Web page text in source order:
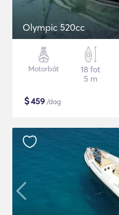
Olympic 520cc
Motorbåt
18 fot
5 m
$459 /dag